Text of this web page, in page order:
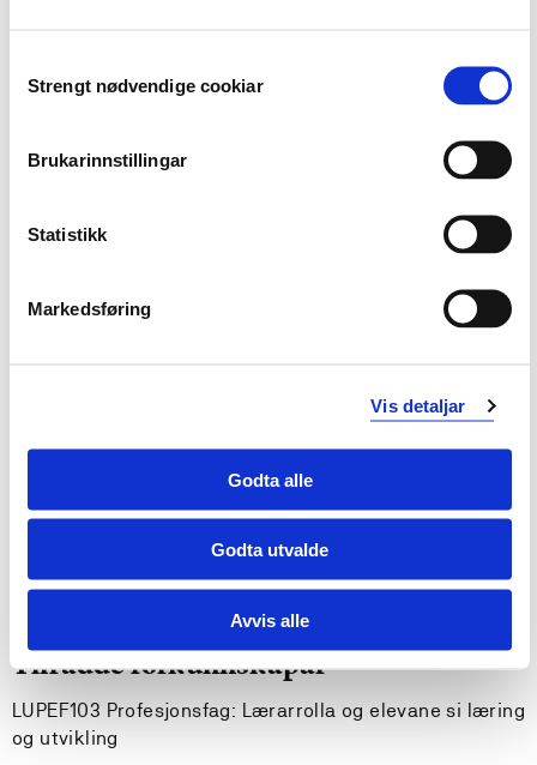
Selection
Strengt nødvendige cookiar
Brukarinnstillingar
Statistikk
Markedsføring
Vis detaljar
Godta alle
Godta utvalde
Avvis alle
rette for kreativitet og skapande verksemd
kan bidra til kreativitet, nytenking og
kan kritisk drøfte skulen og læraren si rolle og
funksjon i samfunnet med sikte på demokratisk
overordna del av læreplanen, og dei tre tverrfaglege
Krav til forkunnskapar
Ingen
Tilrådde forkunnskapar
LUPEF103 Profesjonsfag: Lærarrolla og elevane si læring
og utvikling